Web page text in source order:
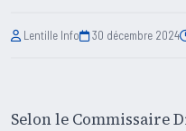
Lentille Info 30 décembre 2024
Selon le Commissaire